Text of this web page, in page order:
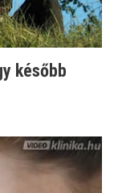
később